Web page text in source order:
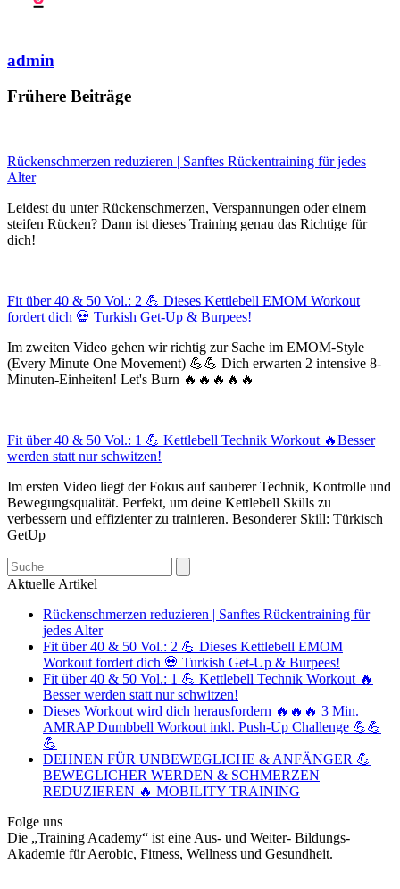
admin
Frühere Beiträge
Rückenschmerzen reduzieren | Sanftes Rückentraining für jedes
Alter
Leidest du unter Rückenschmerzen, Verspannungen oder einem
steifen Rücken? Dann ist dieses Training genau das Richtige für
dich!
Fit über 40 & 50 Vol.: 2 💪 Dieses Kettlebell EMOM Workout
fordert dich 💀 Turkish Get-Up & Burpees!
Im zweiten Video gehen wir richtig zur Sache im EMOM-Style
(Every Minute One Movement) 💪💪 Dich erwarten 2 intensive 8-
Minuten-Einheiten! Let's Burn 🔥🔥🔥🔥🔥
Fit über 40 & 50 Vol.: 1 💪 Kettlebell Technik Workout 🔥Besser
werden statt nur schwitzen!
Im ersten Video liegt der Fokus auf sauberer Technik, Kontrolle und
Bewegungsqualität. Perfekt, um deine Kettlebell Skills zu
verbessern und effizienter zu trainieren. Besonderer Skill: Türkisch
GetUp
Search
Aktuelle Artikel
Rückenschmerzen reduzieren | Sanftes Rückentraining für
jedes Alter
Fit über 40 & 50 Vol.: 2 💪 Dieses Kettlebell EMOM
Workout fordert dich 💀 Turkish Get-Up & Burpees!
Fit über 40 & 50 Vol.: 1 💪 Kettlebell Technik Workout 🔥
Besser werden statt nur schwitzen!
Dieses Workout wird dich herausfordern 🔥🔥🔥 3 Min.
AMRAP Dumbbell Workout inkl. Push-Up Challenge 💪💪
💪
DEHNEN FÜR UNBEWEGLICHE & ANFÄNGER 💪
BEWEGLICHER WERDEN & SCHMERZEN
REDUZIEREN 🔥 MOBILITY TRAINING
Folge uns
Die „Training Academy“ ist eine Aus- und Weiter- Bildungs-
Akademie für Aerobic, Fitness, Wellness und Gesundheit.